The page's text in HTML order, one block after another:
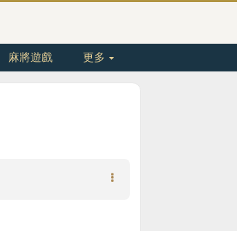
麻將遊戲 更多